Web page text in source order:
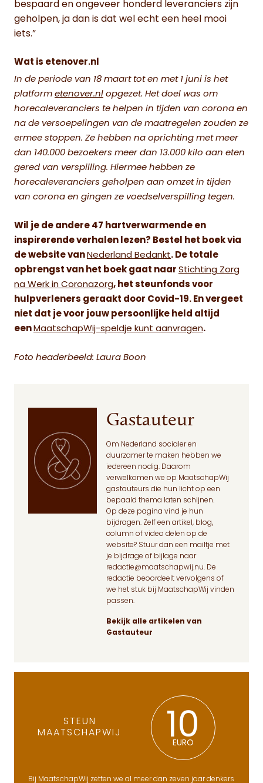
bespaard en ongeveer honderd leveranciers zijn
geholpen, ja dan is dat wel echt een heel mooi
iets.”
Wat is etenover.nl
In de periode van 18 maart tot en met 1 juni is het
platform etenover.nl opgezet. Het doel was om
horecaleveranciers te helpen in tijden van corona en
na de versoepelingen van de maatregelen zouden ze
ermee stoppen. Ze hebben na oprichting met meer
dan 140.000 bezoekers meer dan 13.000 kilo aan eten
gered van verspilling. Hiermee hebben ze
horecaleveranciers geholpen aan omzet in tijden
van corona en gingen ze voedselverspilling tegen.
Wil je de andere 47 hartverwarmende en
inspirerende verhalen lezen? Bestel het boek via
de website van Nederland Bedankt. De totale
opbrengst van het boek gaat naar Stichting Zorg
na Werk in Coronazorg, het steunfonds voor
hulpverleners geraakt door Covid-19. En vergeet
niet dat je voor jouw persoonlijke held altijd
een MaatschapWij-speldje kunt aanvragen.
Foto headerbeeld: Laura Boon
Gastauteur
Om Nederland socialer en
duurzamer te maken hebben we
iedereen nodig. Daarom
verwelkomen we op MaatschapWij
gastauteurs die hun licht op een
bepaald thema laten schijnen.
Op deze pagina vind je hun
bijdragen. Zelf een artikel, blog,
column of video delen op de
website? Stuur dan een mailtje met
je bijdrage of bijlage naar
redactie@maatschapwij.nu. De
redactie beoordeelt vervolgens of
we het stuk bij MaatschapWij vinden
passen.
Bekijk alle artikelen van
Gastauteur
STEUN
MAATSCHAPWIJ
10
EURO
Bij MaatschapWij zetten we al meer dan zeven jaar denkers